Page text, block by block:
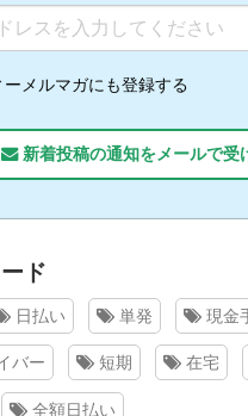
ーメルマガにも登録する
新着投稿の通知をメールで受
ド
日払い 単発 現金
バー 短期 在宅
全額日払い